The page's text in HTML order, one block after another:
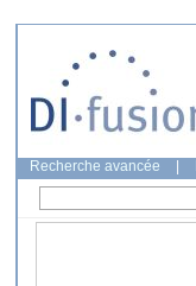
Recherche avancée